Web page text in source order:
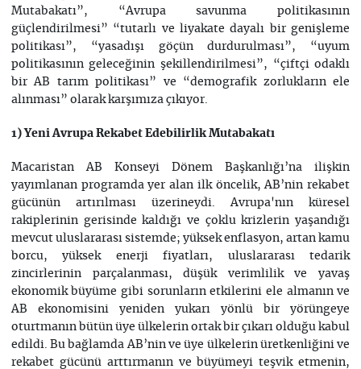
Mutabakatı”, “Avrupa savunma politikasının
güçlendirilmesi” “tutarlı ve liyakate dayalı bir genişleme
politikası”, “yasadışı göçün durdurulması”, “uyum
politikasının geleceğinin şekillendirilmesi”, “çiftçi odaklı
bir AB tarım politikası” ve “demografik zorlukların ele
alınması” olarak karşımıza çıkıyor.
1) Yeni Avrupa Rekabet Edebilirlik Mutabakatı
Macaristan AB Konseyi Dönem Başkanlığı’na ilişkin
yayımlanan programda yer alan ilk öncelik, AB’nin rekabet
gücünün artırılması üzerineydi. Avrupa'nın küresel
rakiplerinin gerisinde kaldığı ve çoklu krizlerin yaşandığı
mevcut uluslararası sistemde; yüksek enflasyon, artan kamu
borcu, yüksek enerji fiyatları, uluslararası tedarik
zincirlerinin parçalanması, düşük verimlilik ve yavaş
ekonomik büyüme gibi sorunların etkilerini ele almanın ve
AB ekonomisini yeniden yukarı yönlü bir yörüngeye
oturtmanın bütün üye ülkelerin ortak bir çıkarı olduğu kabul
edildi. Bu bağlamda AB’nin ve üye ülkelerin üretkenliğini ve
rekabet gücünü arttırmanın ve büyümeyi teşvik etmenin,